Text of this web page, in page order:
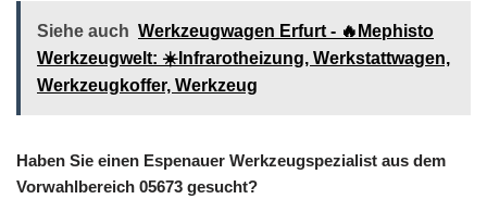
Siehe auch Werkzeugwagen Erfurt - 🔥Mephisto
Werkzeugwelt: ☀️Infrarotheizung, Werkstattwagen,
Werkzeugkoffer, Werkzeug
Haben Sie einen Espenauer Werkzeugspezialist aus dem
Vorwahlbereich 05673 gesucht?